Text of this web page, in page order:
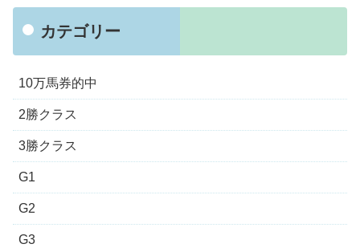
カテゴリー
10万馬券的中
2勝クラス
3勝クラス
G1
G2
G3